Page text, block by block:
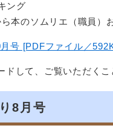
ング
本のソムリエ（職員）
号 [PDFファイル／
ドして、ご覧いただくこ
8月号